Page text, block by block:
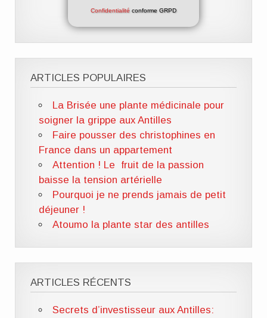
Confidentialité conforme GRPD
ARTICLES POPULAIRES
La Brisée une plante médicinale pour
soigner la grippe aux Antilles
Faire pousser des christophines en
France dans un appartement
Attention ! Le fruit de la passion
baisse la tension artérielle
Pourquoi je ne prends jamais de petit
déjeuner !
Atoumo la plante star des antilles
ARTICLES RÉCENTS
Secrets d’investisseur aux Antilles: